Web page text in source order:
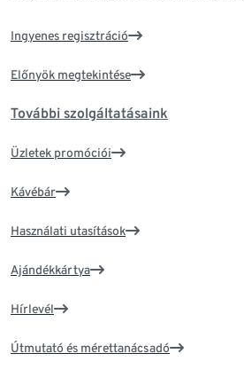
Ingyenes regisztráció
Előnyök megtekintése
További szolgáltatásaink
Üzletek promóciói
Kávébár
Használati utasítások
Ajándékkártya
Hírlevél
Útmutató és mérettanácsadó